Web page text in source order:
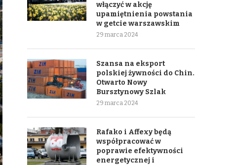
włączyć w akcję
upamiętnienia powstania
w getcie warszawskim
29 marca 2024
Szansa na eksport
polskiej żywności do Chin.
Otwarto Nowy
Bursztynowy Szlak
29 marca 2024
Rafako i Affexy będą
współpracować w
poprawie efektywności
energetycznej i